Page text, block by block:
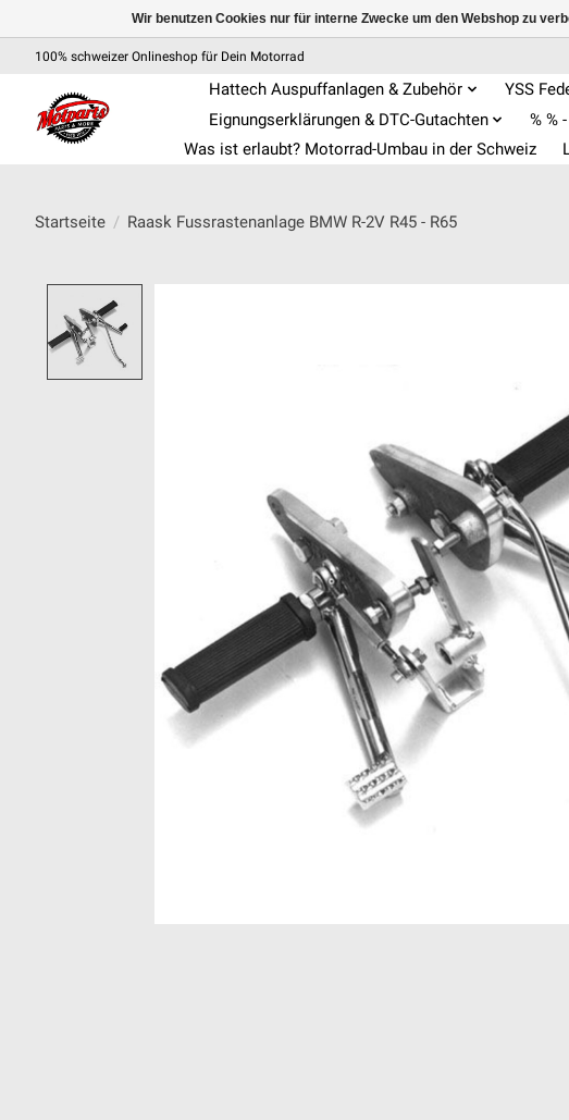
100% schweizer Onlineshop für Dein Motorrad
Hattech Auspuffanlagen & Zubehör YSS
Eignungserklärungen & DTC-Gutachten
% %
Was ist erlaubt? Motorrad-Umbau in der Schweiz
Startseite / Raask Fussrastenanlage BMW R-2V R45 - R65
Wir benutzen Cookies nur für interne Zwecke um den Webshop zu